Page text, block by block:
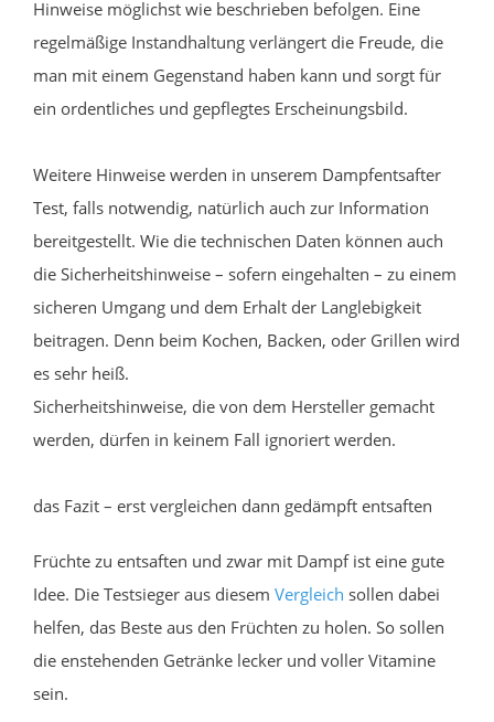
Hinweise möglichst wie beschrieben befolgen. Eine
regelmäßige Instandhaltung verlängert die Freude, die
man mit einem Gegenstand haben kann und sorgt für
ein ordentliches und gepflegtes Erscheinungsbild.
Weitere Hinweise werden in unserem Dampfentsafter
Test, falls notwendig, natürlich auch zur Information
bereitgestellt. Wie die technischen Daten können auch
die Sicherheitshinweise – sofern eingehalten – zu einem
sicheren Umgang und dem Erhalt der Langlebigkeit
beitragen. Denn beim Kochen, Backen, oder Grillen wird
es sehr heiß.
Sicherheitshinweise, die von dem Hersteller gemacht
werden, dürfen in keinem Fall ignoriert werden.
das Fazit – erst vergleichen dann gedämpft entsaften
Früchte zu entsaften und zwar mit Dampf ist eine gute
Idee. Die Testsieger aus diesem Vergleich sollen dabei
helfen, das Beste aus den Früchten zu holen. So sollen
die enstehenden Getränke lecker und voller Vitamine
sein.